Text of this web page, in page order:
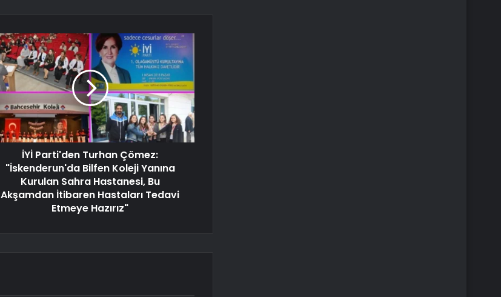
İYİ Parti'den Turhan Çömez:
"İskenderun'da Bilfen Koleji Yanına
Kurulan Sahra Hastanesi, Bu
Akşamdan İtibaren Hastaları Tedavi
Etmeye Hazırız"